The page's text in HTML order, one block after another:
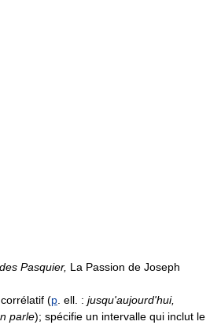
Pasquier, La Passion de Joseph
(p . ell. : jusqu'aujourd'hui,
parle); spécifie un intervalle qui inclut le